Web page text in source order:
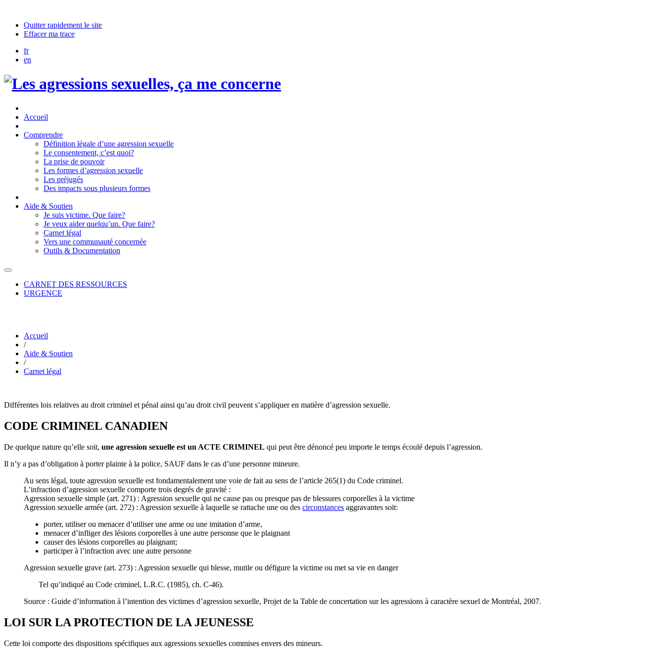
Quitter rapidement le site
Effacer ma trace
fr
en
Accueil
Comprendre
Définition légale d’une agression sexuelle
Le consentement, c’est quoi?
La prise de pouvoir
Les formes d’agression sexuelle
Les préjugés
Des impacts sous plusieurs formes
Aide & Soutien
Je suis victime. Que faire?
Je veux aider quelqu’un. Que faire?
Carnet légal
Vers une communauté concernée
Outils & Documentation
CARNET DES RESSOURCES
URGENCE
Accueil
/
Aide & Soutien
/
Carnet légal
Différentes lois relatives au droit criminel et pénal ainsi qu’au droit civil peuvent s’appliquer en matière d’agression sexuelle.
CODE CRIMINEL CANADIEN
De quelque nature qu’elle soit, une agression sexuelle est un ACTE CRIMINEL qui peut être dénoncé peu importe le temps écoulé depuis l’agression.
Il n’y a pas d’obligation à porter plainte à la police, SAUF dans le cas d’une personne mineure.
Au sens légal, toute agression sexuelle est fondamentalement une voie de fait au sens de l’article 265(1) du Code criminel.
L’infraction d’agression sexuelle comporte trois degrés de gravité :
Agression sexuelle simple (art. 271) : Agression sexuelle qui ne cause pas ou presque pas de blessures corporelles à la victime
Agression sexuelle armée (art. 272) : Agression sexuelle à laquelle se rattache une ou des circonstances aggravantes soit:
porter, utiliser ou menacer d’utiliser une arme ou une imitation d’arme,
menacer d’infliger des lésions corporelles à une autre personne que le plaignant
causer des lésions corporelles au plaignant;
participer à l’infraction avec une autre personne
Agression sexuelle grave (art. 273) : Agression sexuelle qui blesse, mutile ou défigure la victime ou met sa vie en danger
Tel qu’indiqué au Code criminel, L.R.C. (1985), ch. C-46).
Source : Guide d’information à l’intention des victimes d’agression sexuelle, Projet de la Table de concertation sur les agressions à caractère sexuel de Montréal, 2007.
LOI SUR LA PROTECTION DE LA JEUNESSE
Cette loi comporte des dispositions spécifiques aux agressions sexuelles commises envers des mineurs.